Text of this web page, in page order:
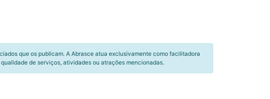
que os publicam. A Abrasce atua exclusivamente como facilitadora
de serviços, atividades ou atrações mencionadas.